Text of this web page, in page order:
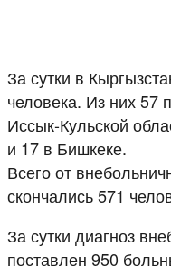
За сутки в
человека. Из них 57
Иссык-Кульской
и 17 в Бишкеке.
Всего от
скончались 571
За сутки диагноз
поставлен 950